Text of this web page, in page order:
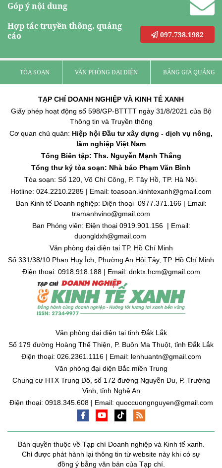
Góp ý nội dung
Hợp tác truyền thông, quảng
cáo
097.738.1982
TÒA SOẠN VĂN PHÒNG ĐẠI DIỆN BẢNG GIÁ QUẢNG
TẠP CHÍ DOANH NGHIỆP VÀ KINH TẾ XANH
Giấy phép hoạt động số 598/GP-BTTTT ngày 31/8/2021 của Bộ
Thông tin và Truyền thông
Cơ quan chủ quản: Hiệp hội Đầu tư xây dựng - dịch vụ nông,
lâm nghiệp Việt Nam
Tổng Biên tập: Ths. Nguyễn Mạnh Thắng
Tổng thư ký tòa soạn: Nhà báo Phạm Văn Bình
Tòa soạn: Số 120, Võ Chí Công, P. Tây Hồ, TP. Hà Nội.
Hotline: 024.2210.2285 | Email: toasoan.kinhtexanh@gmail.com
Ban Kinh tế Doanh nghiệp: Điện thoại 0977.371.166 | Email:
tramanhvino@gmail.com
Ban Phóng viên: Điện thoại 0919.901.156 | Email:
duongldxh@gmail.com
Văn phòng đại diện tại TP. Hồ Chí Minh
Số 331/38/10 Phan Huy Ích, Phường An Hội Tây, TP. Hồ Chí Minh
Điện thoại: 0918.918.188 | Email: dnktx.hcm@gmail.com
Văn phòng đại diện tại tỉnh Đắk Lắk
Số 179 đường Hoàng Thế Thiện, P. Buôn Ma Thuột, tỉnh Đắk Lắk
Điện thoại: 026.2361.1116 | Email: lenhuantn@gmail.com
Văn phòng đại diện Bắc miền Trung
Chung cư HTX Trung Đô, số 172 đường Nguyễn Du, P. Trường
Vinh, tỉnh Nghệ An
Điện thoại: 0918.345.608 | Email: quoccuongnguyen@gmail.com
Bản quyền thuộc về Tạp chí Doanh nghiệp và Kinh tế xanh.
Chỉ được phát hành lại thông tin từ website này khi có sự
đồng ý bằng văn bản của Tạp chí.